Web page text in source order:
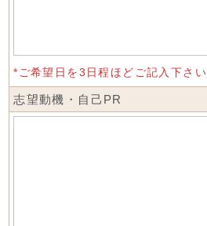
*ご希望日を3日程ほどご記入下さい
志望動機・自己PR